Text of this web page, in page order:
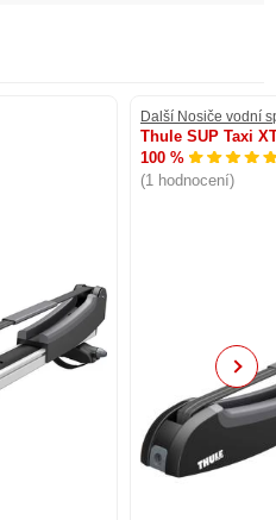
Další Nosiče vodní
Thule SUP Taxi
100 %
(1 hodnocení)
Next